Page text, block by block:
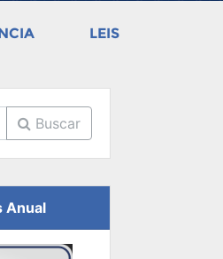
LEIS
Buscar
Anual